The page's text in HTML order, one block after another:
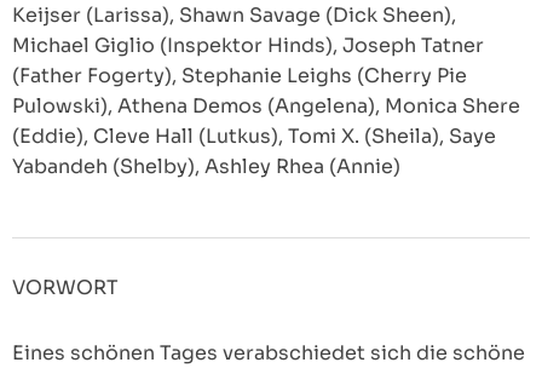
Keijser (Larissa), Shawn Savage (Dick Sheen),
Michael Giglio (Inspektor Hinds), Joseph Tatner
(Father Fogerty), Stephanie Leighs (Cherry Pie
Pulowski), Athena Demos (Angelena), Monica Shere
(Eddie), Cleve Hall (Lutkus), Tomi X. (Sheila), Saye
Yabandeh (Shelby), Ashley Rhea (Annie)
VORWORT
Eines schönen Tages verabschiedet sich die schöne